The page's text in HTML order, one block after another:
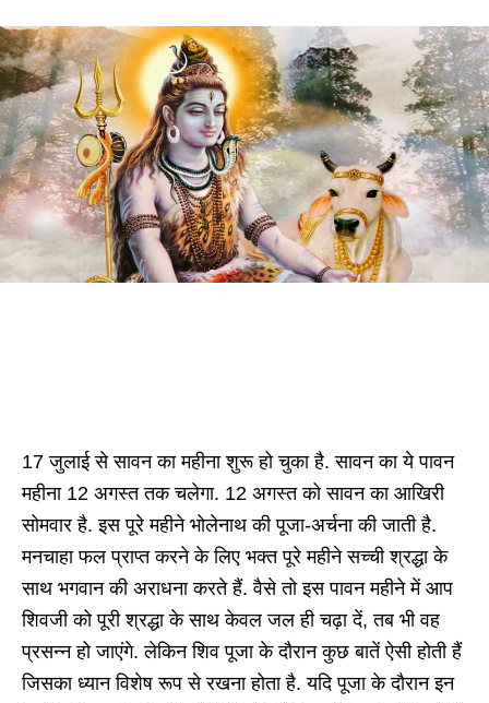
17 जुलाई से सावन का महीना शुरू हो चुका है. सावन का ये पावन
महीना 12 अगस्त तक चलेगा. 12 अगस्त को सावन का आखिरी
सोमवार है. इस पूरे महीने भोलेनाथ की पूजा-अर्चना की जाती है.
मनचाहा फल प्राप्त करने के लिए भक्त पूरे महीने सच्ची श्रद्धा के
साथ भगवान की अराधना करते हैं. वैसे तो इस पावन महीने में आप
शिवजी को पूरी श्रद्धा के साथ केवल जल ही चढ़ा दें, तब भी वह
प्रसन्न हो जाएंगे. लेकिन शिव पूजा के दौरान कुछ बातें ऐसी होती हैं
जिसका ध्यान विशेष रूप से रखना होता है. यदि पूजा के दौरान इन